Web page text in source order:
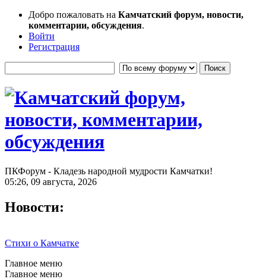
Добро пожаловать на Камчатский форум, новости,
комментарии, обсуждения.
Войти
Регистрация
ПКФорум - Кладезь народной мудрости Камчатки!
05:26, 09 августа, 2026
Новости:
Стихи о Камчатке
Главное меню
Главное меню